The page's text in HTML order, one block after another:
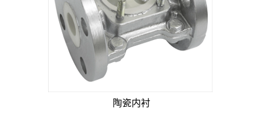
陶瓷内衬